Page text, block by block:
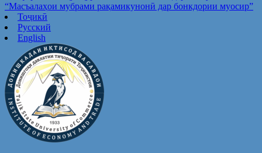
“Масъалаҳои мубрами рақамикунонӣ дар бонкдории муосир”
Тоҷикӣ
Русский
English